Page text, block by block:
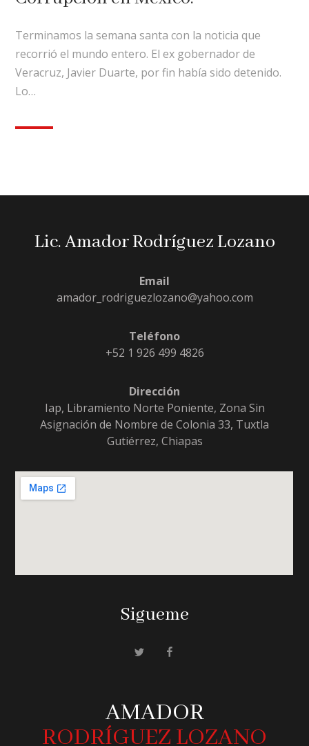
Terminamos la semana santa con la noticia que
recorrió el mundo entero. El ex gobernador de
Veracruz, Javier Duarte, por fin había sido detenido.
Lo…
Lic. Amador Rodríguez Lozano
Email
amador_rodriguezlozano@yahoo.com
Teléfono
+52 1 926 499 4826
Dirección
Iap, Libramiento Norte Poniente, Zona Sin
Asignación de Nombre de Colonia 33, Tuxtla
Gutiérrez, Chiapas
Sigueme
AMADOR
RODRÍGUEZ LOZANO